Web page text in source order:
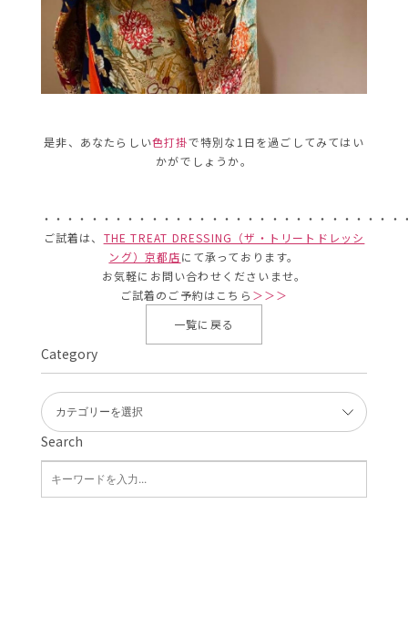
是非、あなたらしい色打掛で特別な1日を過ごしてみてはい
かがでしょうか。
・・・・・・・・・・・・・・・・・・・・・・・・・・・・・
ご試着は、 THE TREAT DRESSING（ザ・トリートドレッシ
ング）京都店にて承っております。
お気軽にお問い合わせくださいませ。
ご試着のご予約はこちら ＞＞＞
一覧に戻る
Search
Category